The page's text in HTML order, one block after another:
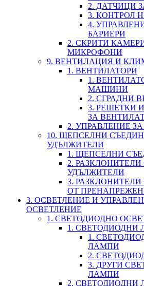
2. ДАТЧИЦИ
3. КОНТРОЛ
4.
БАРИЕРИ
2. СКРИТИ
МИКРОФОНИ
9. ВЕНТИЛАЦИЯ И
1. ВЕНТИЛАТОРИ
1.
МАШИНИ
2. СГРАДНИ
3. РЕШЕТКИ
ЗА
2. УПРАВЛЕНИЕ
10. ЩЕПСЕЛНИ
УДЪЛЖИТЕЛИ
1. ЩЕПСЕЛНИ
2. РАЗКЛОНИТЕЛИ
УДЪЛЖИТЕЛИ
3.
ОТ
3. ОСВЕТЛЕНИЕ И
ОСВЕТЛЕНИЕ
1. СВЕТОДИОДНО
1. СВЕТОДИОДНИ
1.
ЛАМПИ
2.
3. ДРУГИ
ЛАМПИ
2. СВЕТОДИОДНИ